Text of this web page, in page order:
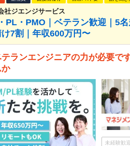
社ジエンジサービス
PL・PMO｜ベテラン歓迎｜5
7割｜年収600万円〜
テランエンジニアの力が必要で
未経験歓